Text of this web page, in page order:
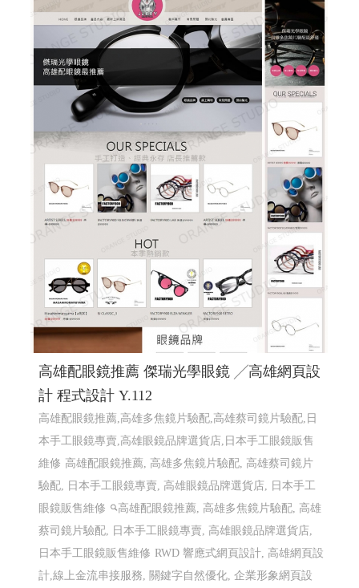
高雄配眼鏡推薦 傑瑞光學眼鏡 ╱高雄網頁設
計 程式設計 Y.112
高雄配眼鏡推薦,高雄多焦鏡片驗配,高雄蔡司鏡片驗配,日
本手工眼鏡專賣,高雄眼鏡品牌選貨店,日本手工眼鏡販售
維修 高雄配眼鏡推薦, 高雄多焦鏡片驗配, 高雄蔡司鏡片
驗配, 日本手工眼鏡專賣, 高雄眼鏡品牌選貨店, 日本手工
眼鏡販售維修
高雄配眼鏡推薦, 高雄多焦鏡片驗配, 高雄
蔡司鏡片驗配, 日本手工眼鏡專賣, 高雄眼鏡品牌選貨店,
日本手工眼鏡販售維修 RWD 響應式網頁設計, 高雄網頁設
計,線上金流串接服務, 關鍵字自然優化, 企業形象網頁設